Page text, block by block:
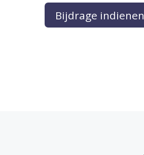
Bijdrage indienen